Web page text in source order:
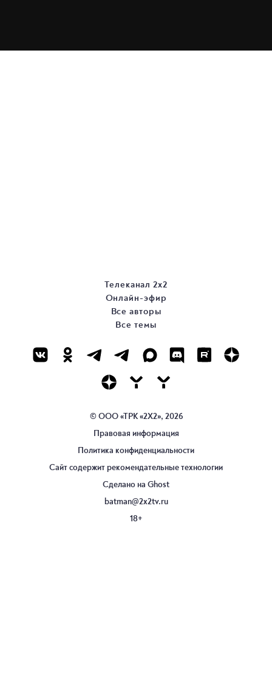
Телеканал 2х2
Онлайн-эфир
Все авторы
Все темы
© ООО «ТРК «2Х2», 2026
Правовая информация
Политика конфиденциальности
Сайт содержит рекомендательные технологии
Сделано на Ghost
batman@2x2tv.ru
18+